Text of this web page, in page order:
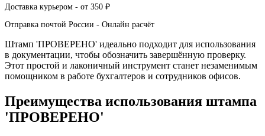
Доставка курьером - от 350 ₽
Отправка почтой России - Онлайн расчёт
Штамп 'ПРОВЕРЕНО' идеально подходит для использования
в документации, чтобы обозначить завершённую проверку.
Этот простой и лаконичный инструмент станет незаменимым
помощником в работе бухгалтеров и сотрудников офисов.
Преимущества использования штампа
'ПРОВЕРЕНО'